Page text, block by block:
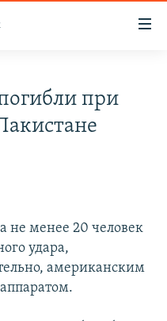
при
не менее 20 человек
удара,
американским